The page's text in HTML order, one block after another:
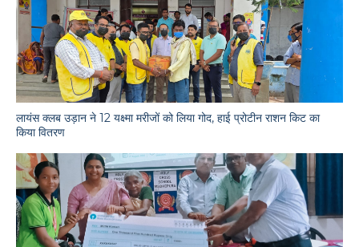
लायंस क्लब उड़ान ने 12 यक्ष्मा मरीजों को लिया गोद, हाई प्रोटीन राशन किट का
किया वितरण